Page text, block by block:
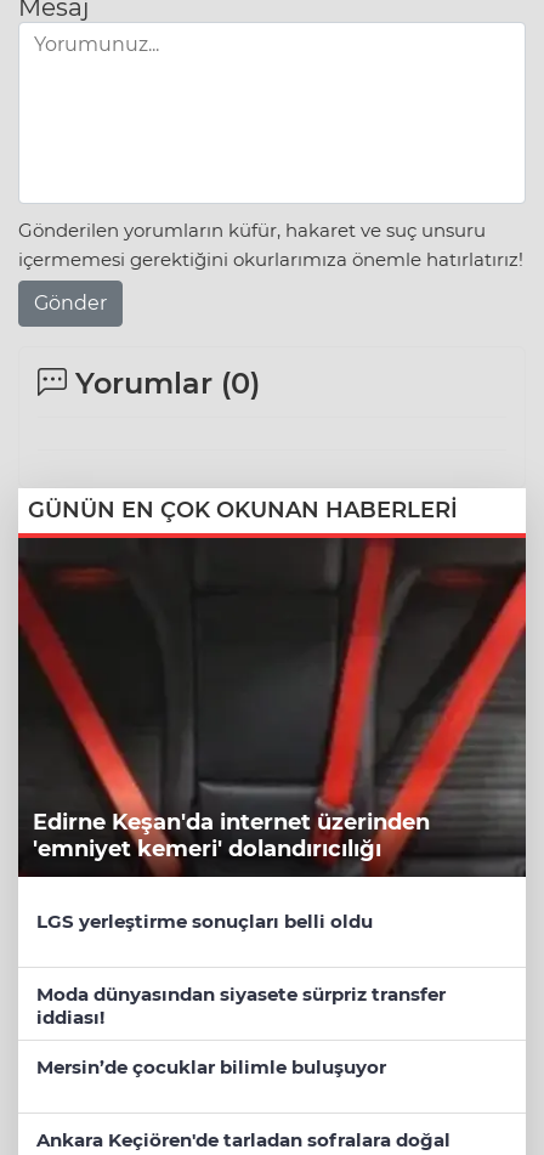
Mesaj
Gönderilen yorumların küfür, hakaret ve suç unsuru
içermemesi gerektiğini okurlarımıza önemle hatırlatırız!
Gönder
Yorumlar (0)
GÜNÜN EN ÇOK OKUNAN HABERLERİ
Edirne Keşan'da internet üzerinden
'emniyet kemeri' dolandırıcılığı
LGS yerleştirme sonuçları belli oldu
Moda dünyasından siyasete sürpriz transfer
iddiası!
Mersin’de çocuklar bilimle buluşuyor
Ankara Keçiören'de tarladan sofralara doğal